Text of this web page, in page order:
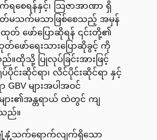
စေရန်နှင့်၊ သြဇာအာဏာ ရှိ
စိတ်မသက်မသာဖြစ်စေသည့် အမှန်
ထုတ် ဖော်ပြောဆိုရန် ၎င်းတို့၏
ော်ရေးသားပြောဆိုခွင့် ကို
။ထိုသို့ ပြုလုပ်ခြင်းအားဖြင့်
င်းဆိုင်ရာ၊ လိင်ပိုင်းဆိုင်ရာ နှင့်
များအပါအဝင်
ား၏အန္တရာယ် ထဲတွင် ကျ
ည်။
ျံ့နှံ့သက်ရောက်လျက်ရှိသော